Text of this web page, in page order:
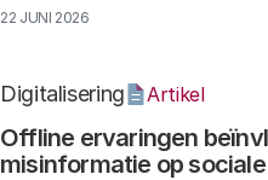
22 JUNI 2026
Offline ervaringen
misinformatie op
Digitalisering Artikel